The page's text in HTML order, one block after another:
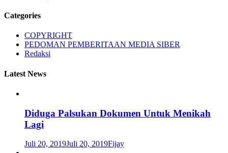
Categories
COPYRIGHT
PEDOMAN PEMBERITAAN MEDIA SIBER
Redaksi
Latest News
Diduga Palsukan Dokumen Untuk Menikah
Lagi
Juli 20, 2019Juli 20, 2019Fijay